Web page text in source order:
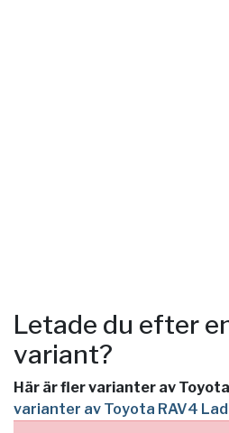
Letade du efter
variant?
Här är fler varianter av
varianter av Toyota RAV4